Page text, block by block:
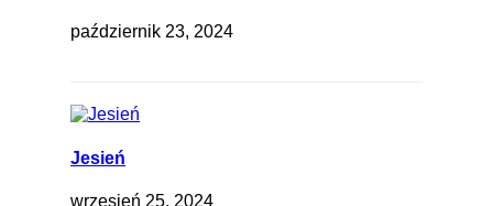
październik 23, 2024
Jesień
wrzesień 25, 2024